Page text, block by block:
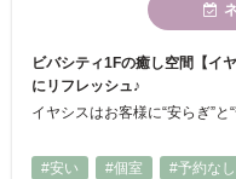
ビバシティ1Fの癒し空間【イ
にリフレッシュ♪
#安い
#個室 #予約なし